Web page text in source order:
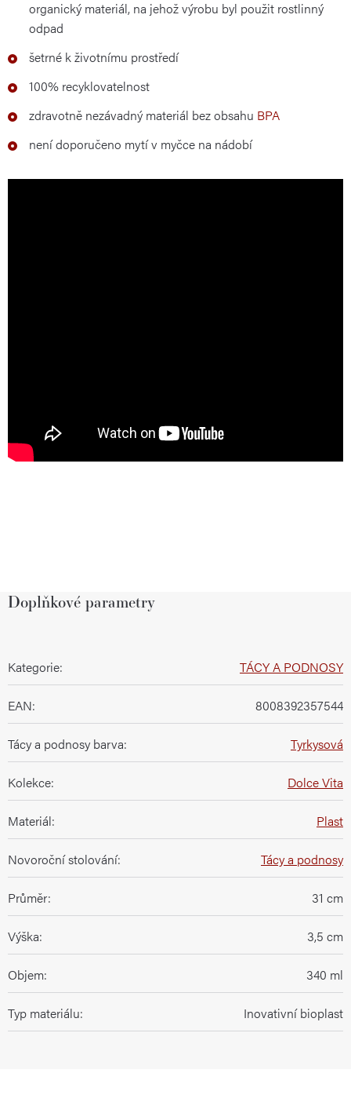
organický materiál, na jehož výrobu byl použit rostlinný
odpad
šetrné k životnímu prostředí
100% recyklovatelnost
zdravotně nezávadný materiál bez obsahu BPA
není doporučeno mytí v myčce na nádobí
Doplňkové parametry
Kategorie: TÁCY A PODNOSY
EAN: 8008392357544
Tácy a podnosy barva: Tyrkysová
Kolekce: Dolce Vita
Materiál: Plast
Novoroční stolování: Tácy a podnosy
Průměr: 31 cm
Výška: 3,5 cm
Objem: 340 ml
Typ materiálu: Inovativní bioplast